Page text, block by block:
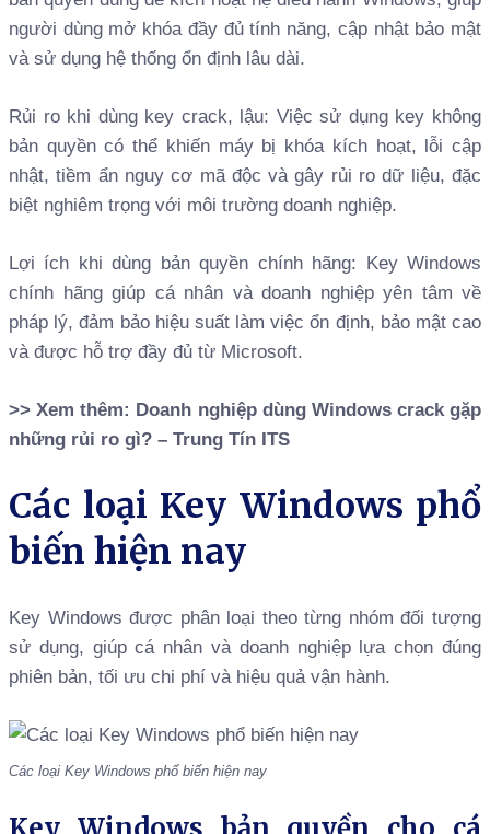
người dùng mở khóa đầy đủ tính năng, cập nhật bảo mật
và sử dụng hệ thống ổn định lâu dài.
Rủi ro khi dùng key crack, lậu: Việc sử dụng key không
bản quyền có thể khiến máy bị khóa kích hoạt, lỗi cập
nhật, tiềm ẩn nguy cơ mã độc và gây rủi ro dữ liệu, đặc
biệt nghiêm trọng với môi trường doanh nghiệp.
Lợi ích khi dùng bản quyền chính hãng: Key Windows
chính hãng giúp cá nhân và doanh nghiệp yên tâm về
pháp lý, đảm bảo hiệu suất làm việc ổn định, bảo mật cao
và được hỗ trợ đầy đủ từ Microsoft.
>> Xem thêm: Doanh nghiệp dùng Windows crack gặp
những rủi ro gì? – Trung Tín ITS
Các loại Key Windows phổ
biến hiện nay
Key Windows được phân loại theo từng nhóm đối tượng
sử dụng, giúp cá nhân và doanh nghiệp lựa chọn đúng
phiên bản, tối ưu chi phí và hiệu quả vận hành.
Các loại Key Windows phổ biến hiện nay